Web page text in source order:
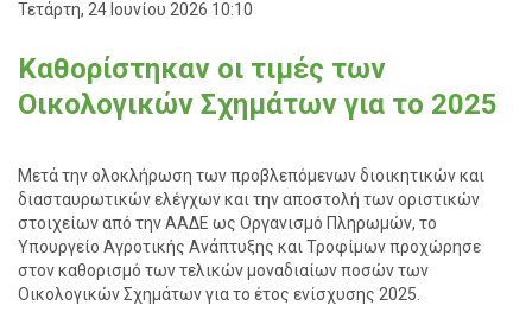
Τετάρτη, 24 Ιουνίου 2026 10:10
Καθορίστηκαν οι τιμές των
Οικολογικών Σχημάτων για το 2025
Μετά την ολοκλήρωση των προβλεπόμενων διοικητικών και
διασταυρωτικών ελέγχων και την αποστολή των οριστικών
στοιχείων από την ΑΑΔΕ ως Οργανισμό Πληρωμών, το
Υπουργείο Αγροτικής Ανάπτυξης και Τροφίμων προχώρησε
στον καθορισμό των τελικών μοναδιαίων ποσών των
Οικολογικών Σχημάτων για το έτος ενίσχυσης 2025.